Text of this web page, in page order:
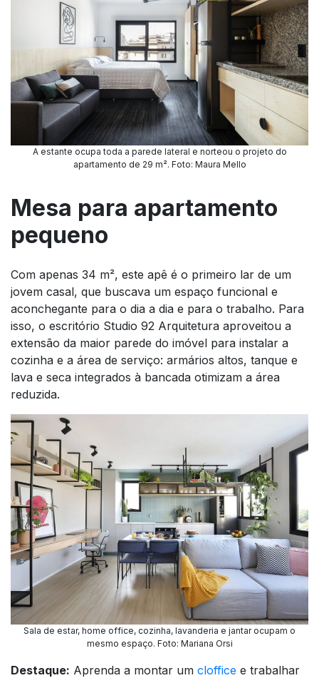
A estante ocupa toda a parede lateral e norteou o projeto do
apartamento de 29 m². Foto: Maura Mello
Mesa para apartamento
pequeno
Com apenas 34 m², este apê é o primeiro lar de um
jovem casal, que buscava um espaço funcional e
aconchegante para o dia a dia e para o trabalho. Para
isso, o escritório Studio 92 Arquitetura aproveitou a
extensão da maior parede do imóvel para instalar a
cozinha e a área de serviço: armários altos, tanque e
lava e seca integrados à bancada otimizam a área
reduzida.
Sala de estar, home office, cozinha, lavanderia e jantar ocupam o
mesmo espaço. Foto: Mariana Orsi
Destaque: Aprenda a montar um cloffice e trabalhar